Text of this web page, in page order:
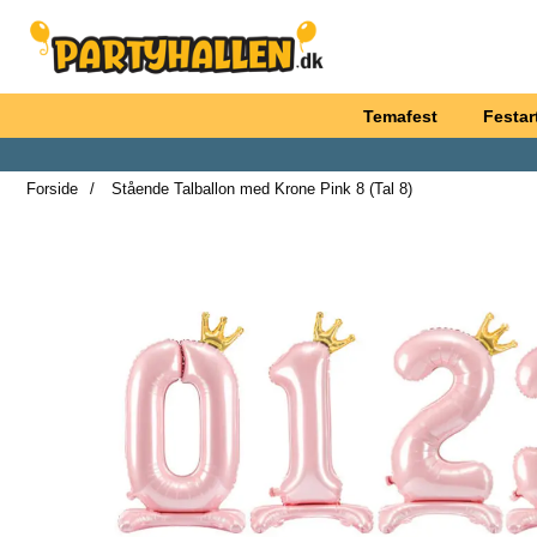
Startside for Partyhallen AB
Temafest
Forside
Stående Talballon med Krone Pink 8 (Tal 8)